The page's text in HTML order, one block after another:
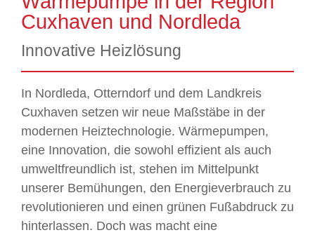
Cuxhaven und Nordleda
Innovative Heizlösung
In Nordleda, Otterndorf und dem Landkreis
Cuxhaven setzen wir neue Maßstäbe in der
modernen Heiztechnologie. Wärmepumpen,
eine Innovation, die sowohl effizient als auch
umweltfreundlich ist, stehen im Mittelpunkt
unserer Bemühungen, den Energieverbrauch zu
revolutionieren und einen grünen Fußabdruck zu
hinterlassen. Doch was macht eine